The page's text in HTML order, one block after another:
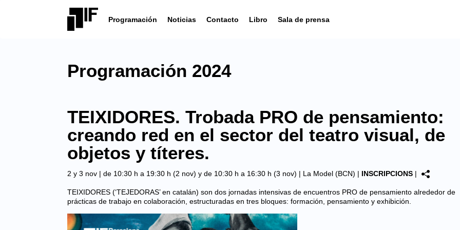
Programación Noticias Contacto Libro Sala de prensa
Programación 2024
TEIXIDORES. Trobada PRO de pensamiento:
creando red en el sector del teatro visual, de
objetos y títeres.
2 y 3 nov | de 10:30 h a 19:30 h (2 nov) y de 10:30 h a 16:30 h (3 nov) | La Model (BCN) | INSCRIPCIONS |
TEIXIDORES (‘TEJEDORAS’ en catalán) son dos jornadas intensivas de encuentros PRO de pensamiento alrededor de
prácticas de trabajo en colaboración, estructuradas en tres bloques: formación, pensamiento y exhibición.